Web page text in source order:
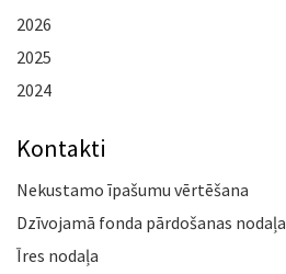
2026
2025
2024
Kontakti
Nekustamo īpašumu vērtēšana
Dzīvojamā fonda pārdošanas nodaļa
Īres nodaļa